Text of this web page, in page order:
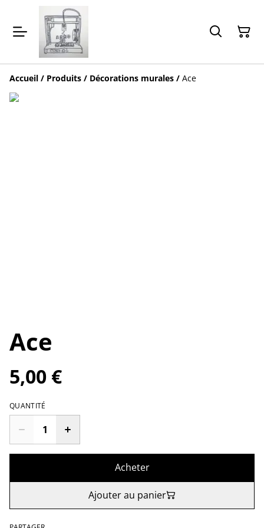
Accueil / Produits / Décorations murales / Ace
Ace
5,00 €
QUANTITÉ
Acheter
Ajouter au panier